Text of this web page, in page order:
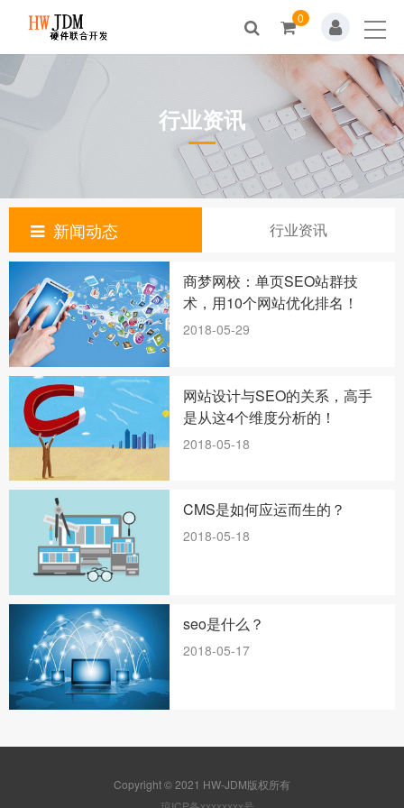
关于我们
新闻动态
产品展示
解决方案
资料下载
人才招聘
联系我们
0
行业资讯
新闻动态 行业资讯
商梦网校：单页SEO站群技
术，用10个网站优化排名！
2018-05-29
网站设计与SEO的关系，高手
是从这4个维度分析的！
2018-05-18
CMS是如何应运而生的？
2018-05-18
seo是什么？
2018-05-17
Copyright © 2021 HW-JDM版权所有